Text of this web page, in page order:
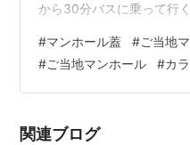
から30分バスに乗って行
ドを求めて海老名市温故
うなものだった気もしま
(2025.12) お顔系と、一
#マンホール蓋 #ご当地
#ご当地マンホール #カ
関連ブログ